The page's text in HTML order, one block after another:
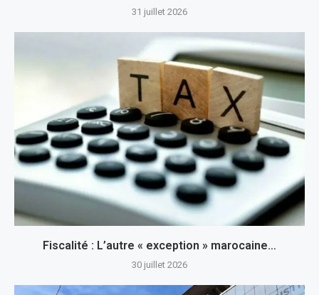
31 juillet 2026
Fiscalité : L’autre « exception » marocaine…
30 juillet 2026